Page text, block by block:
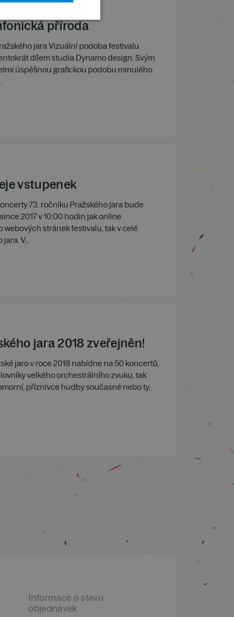
příroda
jara Vizuální podoba festivalu
dílem studia Dynamo design. Svým
úspěšnou grafickou podobu minulého
vstupenek
73. ročníku Pražského jara bude
2017 v 10:00 hodin jak online
stránek festivalu, tak v celé
V...
jara 2018 zveřejněn!
jaro v roce 2018 nabídne na 50 koncertů,
velkého orchestrálního zvuku, tak
příznivce hudby současné nebo ty,
Informace o stavu
objednávek